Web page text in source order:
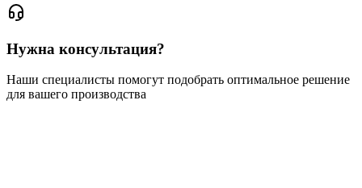
Нужна консультация?
Наши специалисты помогут подобрать оптимальное решение
для вашего производства